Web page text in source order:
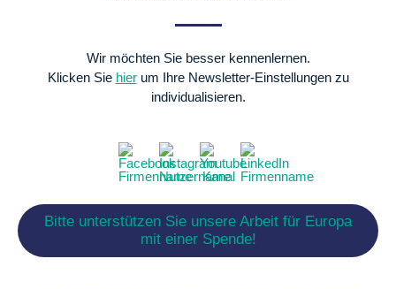
Wir möchten Sie besser kennenlernen.
Klicken Sie hierum Ihre Newsletter-Einstellungen zu
individualisieren.
Bitte unterstützen Sie unsere Arbeit für Europa
mit einer Spende!